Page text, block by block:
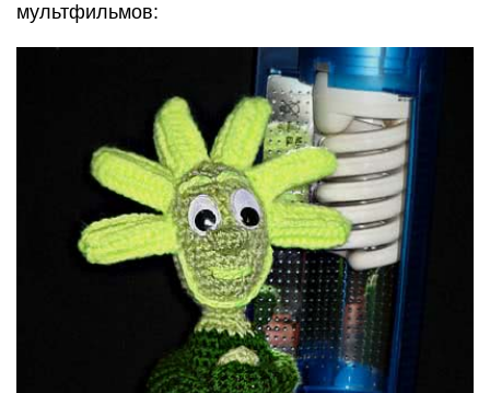
мультфильмов: